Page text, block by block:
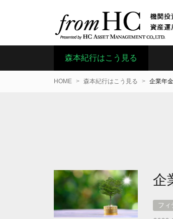
森本紀行はこう見る
HOME 森本紀行はこう見る 企業年
企
フ